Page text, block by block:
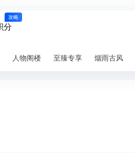
分
攻略
人物阁楼 至臻专享 烟雨古风